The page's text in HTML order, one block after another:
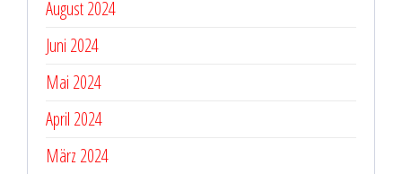
August 2024
Juni 2024
Mai 2024
April 2024
März 2024